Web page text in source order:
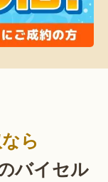
ら
バイセル